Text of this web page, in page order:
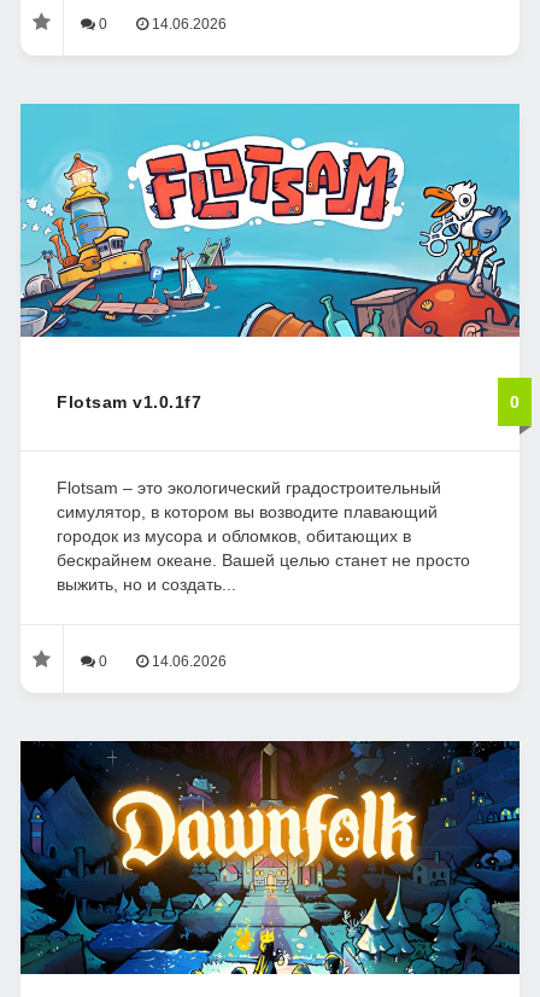
0 14.06.2026
Flotsam v1.0.1f7 0
Flotsam – это экологический градостроительный
симулятор, в котором вы возводите плавающий
городок из мусора и обломков, обитающих в
бескрайнем океане. Вашей целью станет не просто
выжить, но и создать...
0 14.06.2026